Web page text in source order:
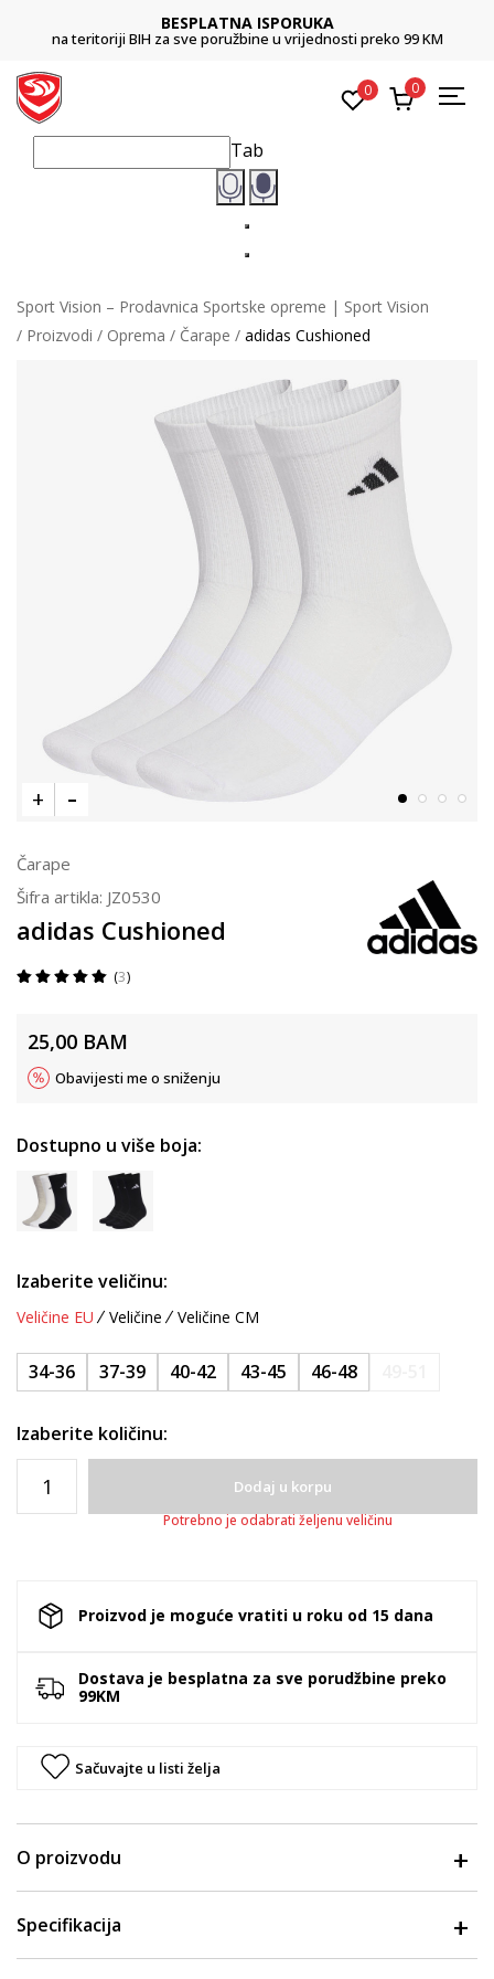
BESPLATNA ISPORUKA
na teritoriji BIH za sve poružbine u vrijednosti preko 99 KM
0 0
Tab
Sport Vision – Prodavnica Sportske opreme | Sport Vision
Proizvodi
Oprema Čarape adidas Cushioned
Čarape
Šifra artikla: JZ0530
adidas Cushioned
3
25,00 BAM
Obavijesti me o sniženju
Dostupno u više boja:
Izaberite veličinu:
Veličine EU Veličine Veličine CM
34-36 37-39 40-42 43-45 46-48
Izaberite količinu:
Dodaj u korpu
Potrebno je odabrati željenu veličinu
Proizvod je moguće vratiti u roku od 15 dana
Dostava je besplatna za sve porudžbine preko
99KM
Sačuvajte u listi želja
O proizvodu
Specifikacija